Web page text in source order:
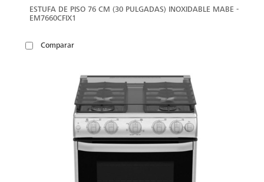
ESTUFA DE PISO 76 CM (30 PULGADAS) INOXIDABLE MABE -
EM7660CFIX1
Comparar